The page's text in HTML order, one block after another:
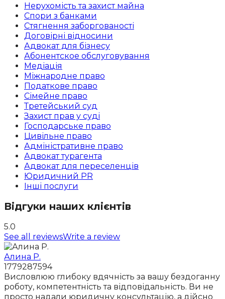
Нерухомість та захист майна
Спори з банками
Стягнення заборгованості
Договірні відносини
Адвокат для бізнесу
Абoнентское обслуговування
Медіація
Міжнародне право
Податкове право
Сімейне право
Третейський суд
Захист прав у суді
Господарське право
Цивільне право
Адміністративне право
Адвокат турагента
Адвокат для переселенців
Юридичний PR
Інші послуги
Відгуки наших клієнтів
5.0
See all reviewsWrite a review
Алина Р.
1779287594
Висловлюю глибоку вдячність за вашу бездоганну
роботу, компетентність та відповідальність. Ви не
просто надали юридичну консультацію, а дійсно